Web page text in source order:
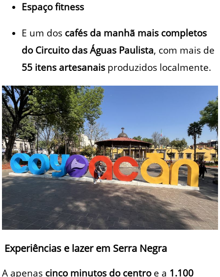
Espaço fitness
E um dos cafés da manhã mais completos
do Circuito das Águas Paulista, com mais de
55 itens artesanais produzidos localmente.
Experiências e lazer em Serra Negra
A apenas cinco minutos do centroe a 1.100